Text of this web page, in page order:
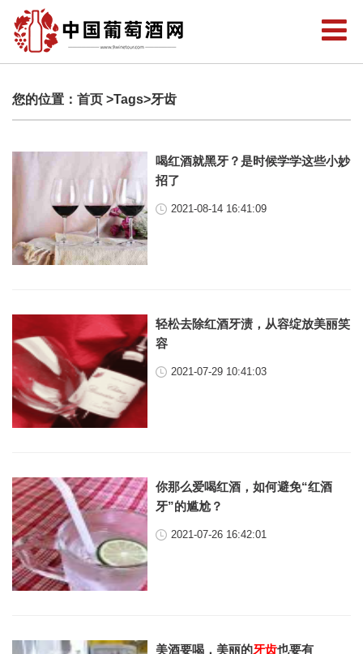
您的位置： 首页 >Tags>牙齿
喝红酒就黑牙？是时候学学这些小妙
招了
2021-08-14 16:41:09
轻松去除红酒牙渍，从容绽放美丽笑
容
2021-07-29 10:41:03
你那么爱喝红酒，如何避免“红酒
牙”的尴尬？
2021-07-26 16:42:01
美酒要喝，美丽的牙齿也要有